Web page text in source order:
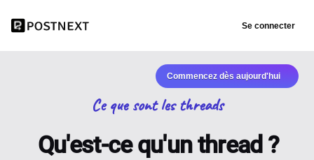
Se connecter
Commencez dès aujourd'hui
Ce que sont les threads
Qu'est-ce qu'un thread ?